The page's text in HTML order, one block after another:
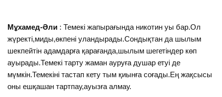
Мұхамед-Әли : Темекі жапырағында никотин уы бар.Ол
жүректі,миды,өкпені уландырады.Сондықтан да шылым
шекпейтін адамдарға қарағанда,шылым шегетіндер көп
ауырады.Темекі тарту жаман ауруға душар етуі де
мүмкін.Темекіні тастап кету тым қиынға соғады.Ең жақсысы
оны ешқашан тартпау,ауызға алмау.